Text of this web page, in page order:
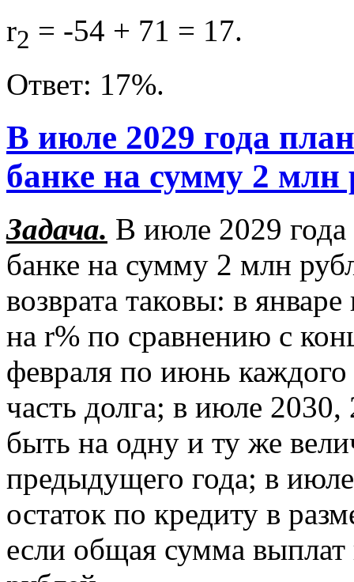
r2 = -54 + 71 = 17.
Ответ: 17%.
В июле 2029 года
банке на сумму 2 млн
Задача. В июле 2029 года
банке на сумму 2 млн
возврата таковы: в
на r% по сравнению с
февраля по июнь
часть долга; в июле
быть на одну и ту же
предыдущего года; в
остаток по кредиту в
если общая сумма выплат